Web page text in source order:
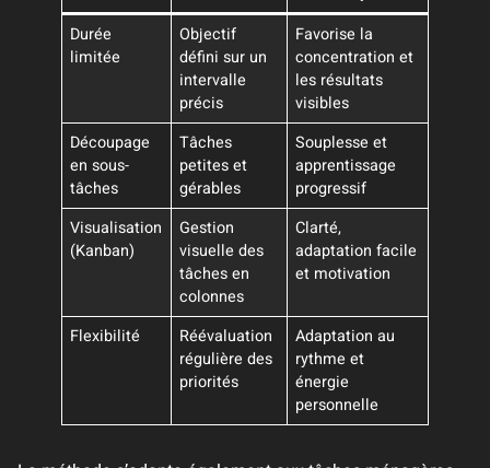
Durée
limitée
Objectif
défini sur un
intervalle
précis
Favorise la
concentration et
les résultats
visibles
Découpage
en sous-
tâches
Tâches
petites et
gérables
Souplesse et
apprentissage
progressif
Visualisation
(Kanban)
Gestion
visuelle des
tâches en
colonnes
Clarté,
adaptation facile
et motivation
Flexibilité
Réévaluation
régulière des
priorités
Adaptation au
rythme et
énergie
personnelle